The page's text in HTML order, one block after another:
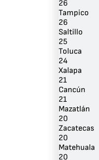
26
Tampico
26
Saltillo
25
Toluca
24
Xalapa
21
Cancún
21
Mazatlán
20
Zacatecas
20
Matehuala
20